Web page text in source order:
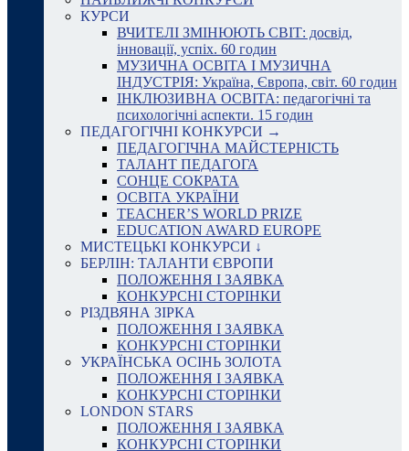
КУРСИ
ВЧИТЕЛІ ЗМІНЮЮТЬ СВІТ: досвід,
інновації, успіх. 60 годин
МУЗИЧНА ОСВІТА І МУЗИЧНА
ІНДУСТРІЯ: Україна, Європа, світ. 60 годин
ІНКЛЮЗИВНА ОСВІТА: педагогічні та
психологічні аспекти. 15 годин
ПЕДАГОГІЧНІ КОНКУРСИ →
ПЕДАГОГІЧНА МАЙСТЕРНІСТЬ
ТАЛАНТ ПЕДАГОГА
СОНЦЕ СОКРАТА
ОСВІТА УКРАЇНИ
TEACHER’S WORLD PRIZE
EDUCATION AWARD EUROPE
МИСТЕЦЬКІ КОНКУРСИ ↓
БЕРЛІН: ТАЛАНТИ ЄВРОПИ
ПОЛОЖЕННЯ І ЗАЯВКА
КОНКУРСНІ СТОРІНКИ
РІЗДВЯНА ЗІРКА
ПОЛОЖЕННЯ І ЗАЯВКА
КОНКУРСНІ СТОРІНКИ
УКРАЇНСЬКА ОСІНЬ ЗОЛОТА
ПОЛОЖЕННЯ І ЗАЯВКА
КОНКУРСНІ СТОРІНКИ
LONDON STARS
ПОЛОЖЕННЯ І ЗАЯВКА
КОНКУРСНІ СТОРІНКИ